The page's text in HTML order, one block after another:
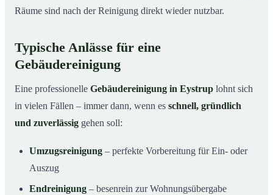
Räume sind nach der Reinigung direkt wieder nutzbar.
Typische Anlässe für eine
Gebäudereinigung
Eine professionelle Gebäudereinigung in Eystrup lohnt sich
in vielen Fällen – immer dann, wenn es schnell, gründlich
und zuverlässig gehen soll:
Umzugsreinigung – perfekte Vorbereitung für Ein- oder
Auszug
Endreinigung – besenrein zur Wohnungsübergabe